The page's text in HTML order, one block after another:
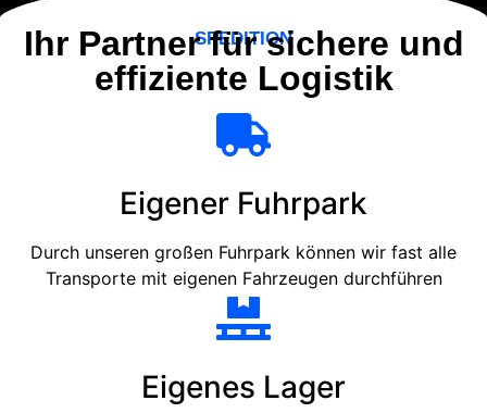
SPEDITION
Ihr Partner für sichere und
effiziente Logistik
Eigener Fuhrpark
Durch unseren großen Fuhrpark können wir fast alle
Transporte mit eigenen Fahrzeugen durchführen
Eigenes Lager